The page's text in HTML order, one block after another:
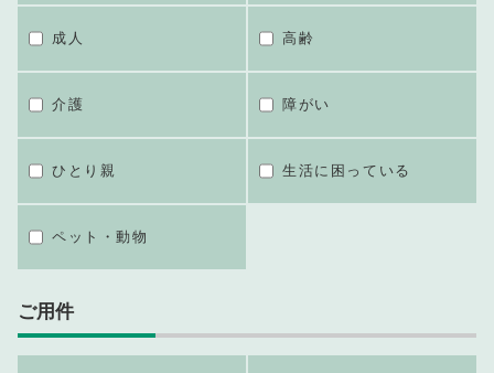
成人 高齢
介護 障がい
ひとり親 生活に困っている
ペット・動物
ご用件